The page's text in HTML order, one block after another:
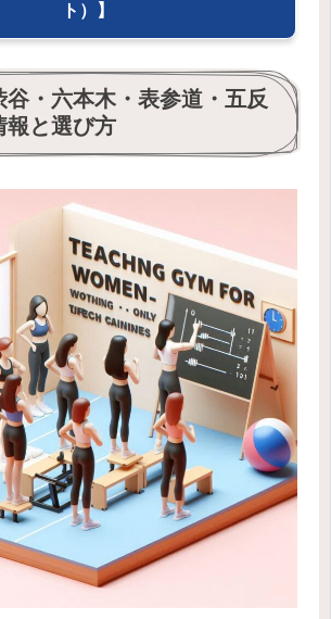
ト）】
谷・六本木・表参道・五反
報と選び方